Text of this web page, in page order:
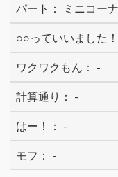
ミニコー
-
-
-
-